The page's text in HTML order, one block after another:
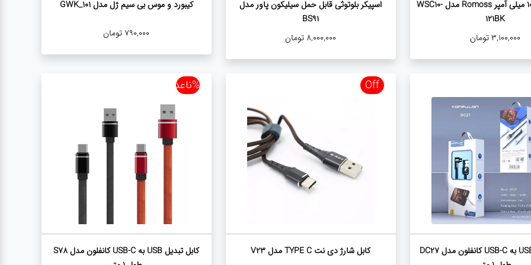
پاوربانک 10000 میلی آمپر Romoss مدل WSC10-
121BK
3,100,000تومان
اسپیکر بلوتوثی قابل حمل سیلیکون پاور مدل
BS91
8,000,000 تومان
کیبورد و موس بی سیم ژل مدل GWK_101
790,000 تومان
کابل تبدیل USB به USB-C کانفلون مدل DC27
Off
کابل شارژ دی نت TYPE C مدل V23
%ناعدد
کابل تبدیل USB به USB-C کانفلون مدل S78